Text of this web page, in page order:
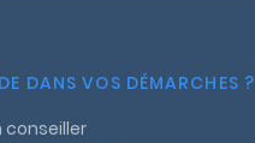
DANS VOS DÉMARCHES ?